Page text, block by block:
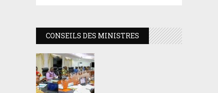
CONSEILS DES MINISTRES